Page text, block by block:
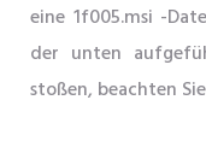
eine 1f005.msi -
der unten
stoßen, beachten